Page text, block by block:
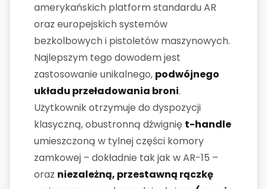
amerykańskich platform standardu AR
oraz europejskich systemów
bezkolbowych i pistoletów maszynowych.
Najlepszym tego dowodem jest
zastosowanie unikalnego, podwójnego
układu przeładowania broni.
Użytkownik otrzymuje do dyspozycji
klasyczną, obustronną dźwignię t-handle
umieszczoną w tylnej części komory
zamkowej – dokładnie tak jak w AR-15 –
oraz niezależną, przestawną rączkę